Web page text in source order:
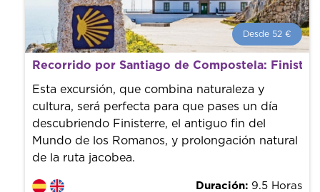
Desde 52 €
Desde 52 € por persona.
¡Reserva con nosotros! Colaboramos con los mejores
guías de la ciudad para tener el mejor precio y servicio.
Recorrido por Santiago de Compostela:
Esta excursión, que combina naturaleza y
cultura, será perfecta para que pases un día
descubriendo Finisterre, el antiguo fin del
Mundo de los Romanos, y prolongación natural
de la ruta jacobea.
Duración: 9.5 Horas